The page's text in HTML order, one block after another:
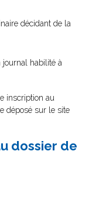
décidant de la
habilité à
inscription au
déposé sur le site
dossier de